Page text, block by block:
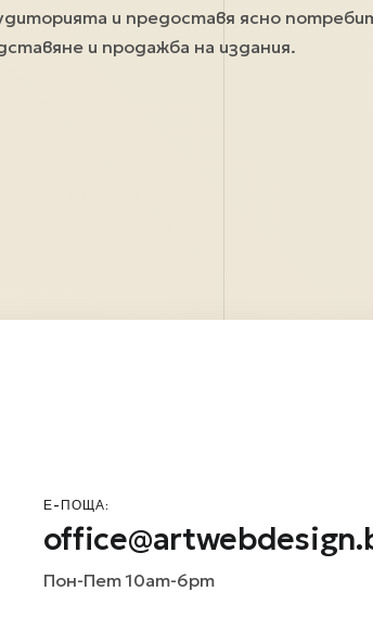
и предоставя ясно
и продажба на издания.
Е-ПОЩА:
Пон-Пет 10am-6pm